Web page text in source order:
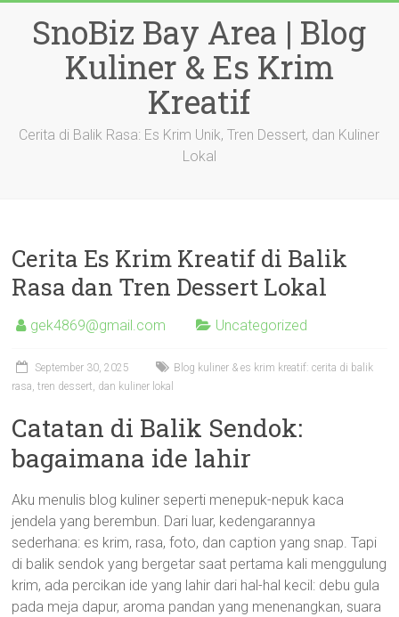
contentSnoBiz Bay Area | Blog
Kuliner & Es Krim
Kreatif
Cerita di Balik Rasa: Es Krim Unik, Tren Dessert, dan Kuliner
Lokal
Cerita Es Krim Kreatif di Balik
Rasa dan Tren Dessert Lokal
gek4869@gmail.com Uncategorized
September 30, 2025
Blog kuliner & es krim kreatif: cerita di balik
rasa, tren dessert, dan kuliner lokal
Catatan di Balik Sendok:
bagaimana ide lahir
Aku menulis blog kuliner seperti menepuk-nepuk kaca
jendela yang berembun. Dari luar, kedengarannya
sederhana: es krim, rasa, foto, dan caption yang snap. Tapi
di balik sendok yang bergetar saat pertama kali menggulung
krim, ada percikan ide yang lahir dari hal-hal kecil: debu gula
pada meja dapur, aroma pandan yang menenangkan, suara